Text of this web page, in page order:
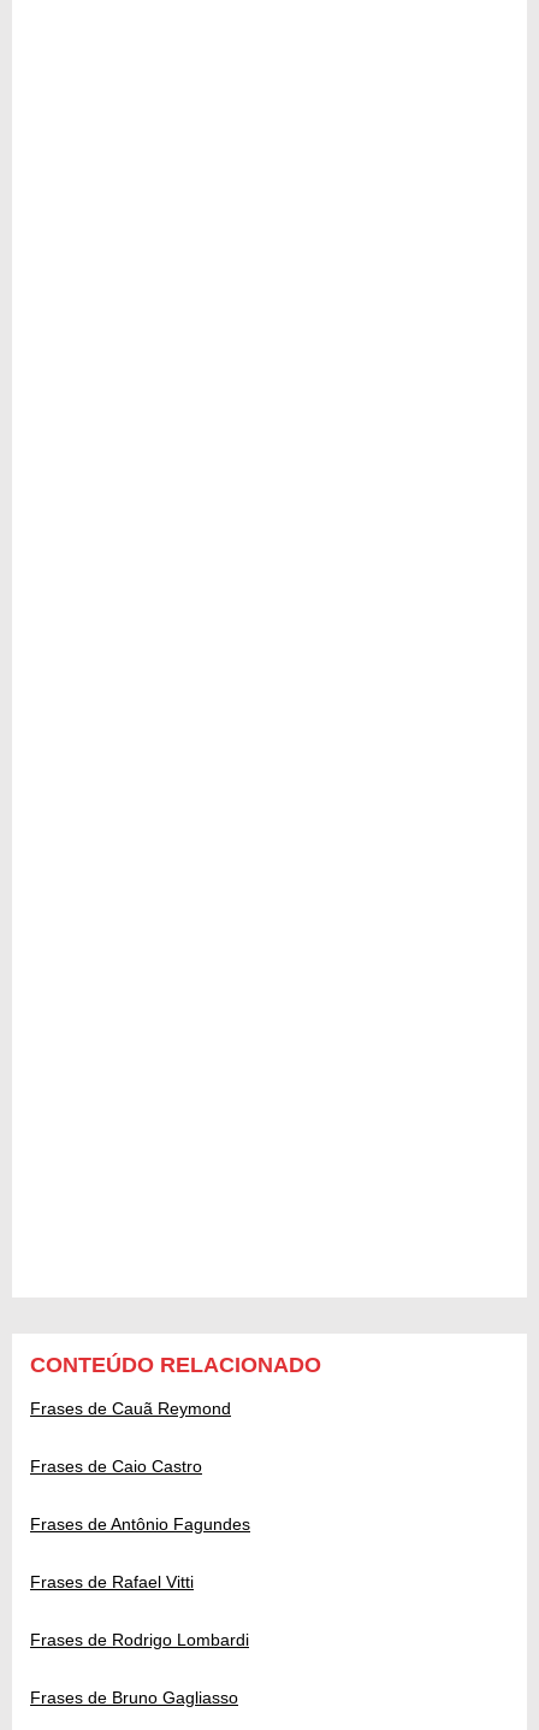
CONTEÚDO RELACIONADO
Frases de Cauã Reymond
Frases de Caio Castro
Frases de Antônio Fagundes
Frases de Rafael Vitti
Frases de Rodrigo Lombardi
Frases de Bruno Gagliasso